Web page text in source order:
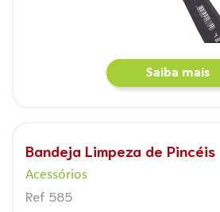
Saiba mais
Bandeja Limpeza de Pincéis
Acessórios
Ref 585